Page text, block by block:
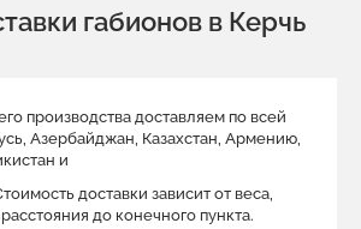
габионов в Керчь
производства доставляем по всей
Азербайджан, Казахстан, Армению,
и
доставки зависит от веса,
до конечного пункта.